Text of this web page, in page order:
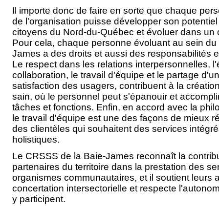
Il importe donc de faire en sorte que chaque
de l'organisation puisse développer son
citoyens du Nord-du-Québec et évoluer dans un
Pour cela, chaque personne évoluant au sein
James a des droits et aussi des responsabilités
Le respect dans les relations interpersonnelles,
collaboration, le travail d'équipe et le partage
satisfaction des usagers, contribuent à la
sain, où le personnel peut s'épanouir et
tâches et fonctions. Enfin, en accord avec la
le travail d'équipe est une des façons de mieux
des clientèles qui souhaitent des services
holistiques.
Le CRSSS de la Baie-James reconnaît la
partenaires du territoire dans la prestation des
organismes communautaires, et il soutient leurs
concertation intersectorielle et respecte
y participent.